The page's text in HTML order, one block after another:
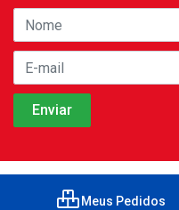
Meus Pedidos